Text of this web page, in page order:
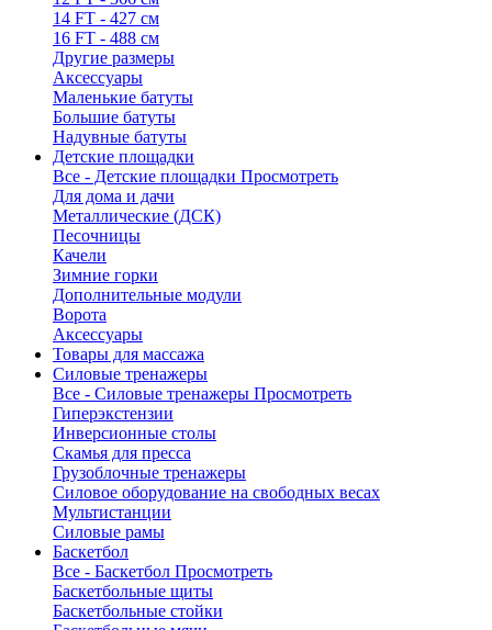
14 FT - 427 см
16 FT - 488 см
Другие размеры
Аксессуары
Маленькие батуты
Большие батуты
Надувные батуты
Детские площадки
Все - Детские площадки Просмотреть
Для дома и дачи
Металлические (ДСК)
Песочницы
Качели
Зимние горки
Дополнительные модули
Ворота
Аксессуары
Товары для массажа
Силовые тренажеры
Все - Силовые тренажеры Просмотреть
Гиперэкстензии
Инверсионные столы
Скамья для пресса
Грузоблочные тренажеры
Силовое оборудование на свободных весах
Мультистанции
Силовые рамы
Баскетбол
Все - Баскетбол Просмотреть
Баскетбольные щиты
Баскетбольные стойки